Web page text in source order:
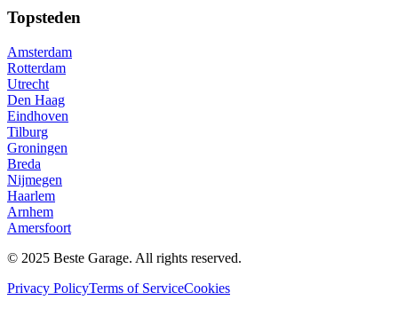
Topsteden
Amsterdam
Rotterdam
Utrecht
Den Haag
Eindhoven
Tilburg
Groningen
Breda
Nijmegen
Haarlem
Arnhem
Amersfoort
© 2025 Beste Garage. All rights reserved.
Privacy PolicyTerms of ServiceCookies